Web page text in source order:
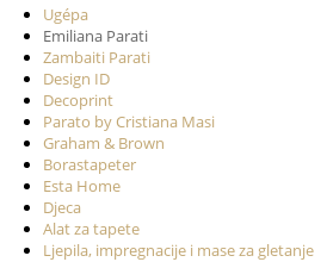
Ugépa
Emiliana Parati
Zambaiti Parati
Design ID
Decoprint
Parato by Cristiana Masi
Graham & Brown
Borastapeter
Esta Home
Djeca
Alat za tapete
Ljepila, impregnacije i mase za gletanje